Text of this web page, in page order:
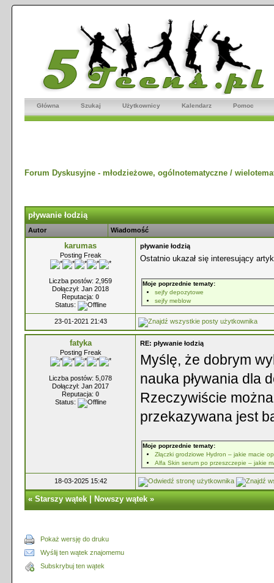
Główna Szukaj Użytkownicy Kalendarz Pomoc
Forum Dyskusyjne - młodzieżowe, ogólnotematyczne /
pływanie łodzią
Autor Wiadomość
karumas
Posting Freak
Liczba postów: 2,959
Dołączył: Jan 2018
Reputacja: 0
Status:
pływanie łodzią
Ostatnio ukazał się interesujący
Moje poprzednie tematy:
sejfy depozytowe
sejfy meblow
23-01-2021 21:43
fatyka
Posting Freak
Liczba postów: 5,078
Dołączył: Jan 2017
Reputacja: 0
Status:
RE: pływanie łodzią
Myślę, że dobrym
nauka pływania dla
Rzeczywiście
przekazywana jest
Moje poprzednie tematy:
Złączki grodziowe Hydron – jakie macie
Alfa Skin serum po przeszczepie – jakie
18-03-2025 15:42
«Starszy wątek|Nowszy wątek»
Pokaż wersję do druku
Wyślij ten wątek znajomemu
Subskrybuj ten wątek